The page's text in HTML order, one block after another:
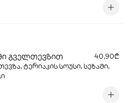
გველთევზით
40,90₾
ტერიაკის სოუსი, სეზამი,